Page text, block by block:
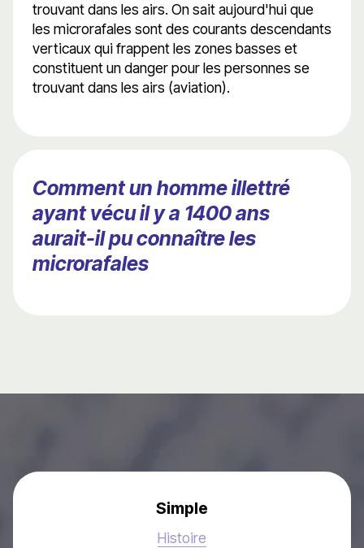
trouvant dans les airs. On sait aujourd'hui que
les microrafales sont des courants descendants
verticaux qui frappent les zones basses et
constituent un danger pour les personnes se
trouvant dans les airs (aviation).
Comment un homme illettré
ayant vécu il y a 1400 ans
aurait-il pu connaître les
microrafales
Simple
Histoire